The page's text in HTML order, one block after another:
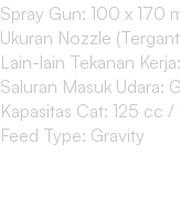
Spray Gun: 100 x 170
Ukuran Nozzle
Lain-lain Tekanan
Saluran Masuk Udara:
Kapasitas Cat: 125 cc /
Feed Type: Gravity